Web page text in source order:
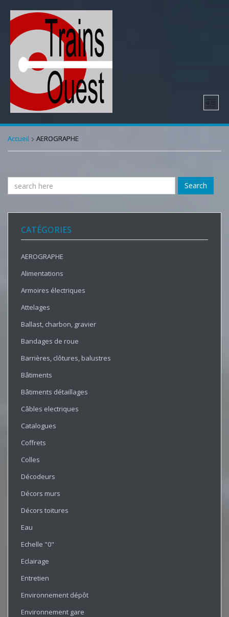
Accueil AEROGRAPHE
Search
CATÉGORIES
AEROGRAPHE
Alimentations
Armoires électriques
Attelages
Ballast, charbon, gravier
Bandages de roue
Barrières, clôtures, balustres
Bâtiments
Bâtiments détaillages
Câbles electriques
Catalogues
Coffrets
Colles
Décodeurs
Décors murs
Décors toitures
Eau
Echelle "0"
Eclairage
Entretien
Environnement dépôt
Environnement gare